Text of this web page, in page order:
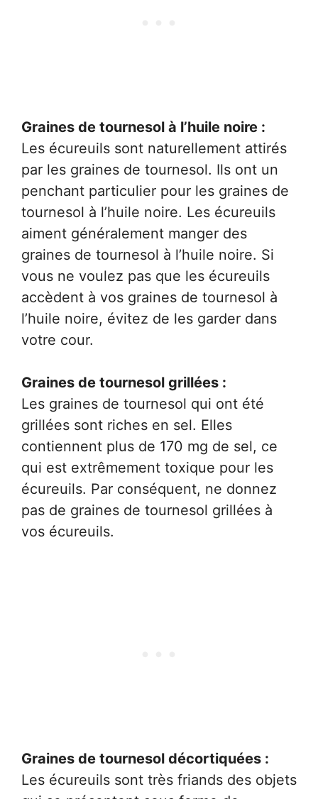
Graines de tournesol à l’huile noire :
Les écureuils sont naturellement attirés
par les graines de tournesol. Ils ont un
penchant particulier pour les graines de
tournesol à l’huile noire. Les écureuils
aiment généralement manger des
graines de tournesol à l’huile noire. Si
vous ne voulez pas que les écureuils
accèdent à vos graines de tournesol à
l’huile noire, évitez de les garder dans
votre cour.
Graines de tournesol grillées :
Les graines de tournesol qui ont été
grillées sont riches en sel. Elles
contiennent plus de 170 mg de sel, ce
qui est extrêmement toxique pour les
écureuils. Par conséquent, ne donnez
pas de graines de tournesol grillées à
vos écureuils.
Graines de tournesol décortiquées :
Les écureuils sont très friands des objets